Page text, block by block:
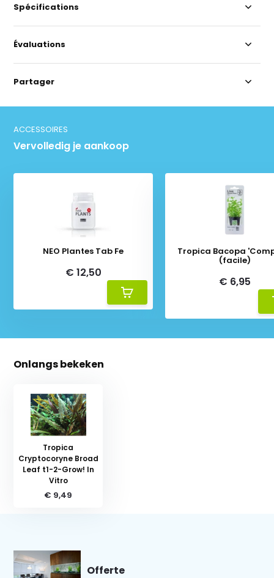
Spécifications
Évaluations
Partager
ACCESSOIRES
Vervolledig je aankoop
NEO Plantes Tab Fe
€ 12,50
Tropica Bacopa
(facile)
€ 6,95
Onlangs bekeken
Tropica
Cryptocoryne Broad
Leaf t1-2-Grow! In
Vitro
€ 9,49
Offerte